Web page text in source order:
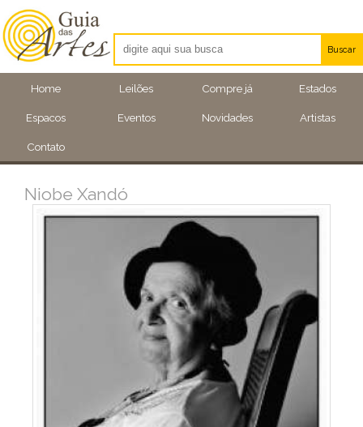
Home Leilões Compre já Estados
Espacos Eventos Novidades Artistas
Contato
Buscar
Artistas
Eventos
Niobe Xandó